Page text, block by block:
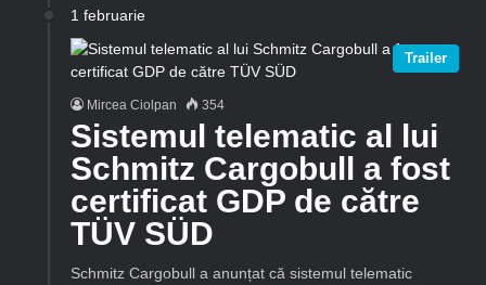
1 februarie
Trailer
Mircea Ciolpan 354
Sistemul telematic al lui
Schmitz Cargobull a fost
certificat GDP de către
TÜV SÜD
Schmitz Cargobull a anunțat că sistemul telematic